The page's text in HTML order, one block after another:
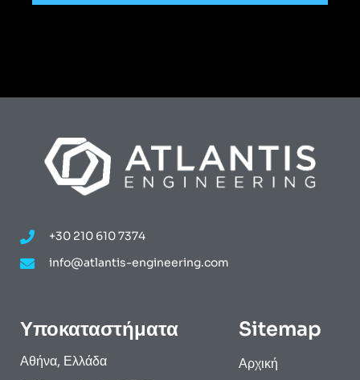
+30 210 610 7374
info@atlantis-engineering.com
Υποκαταστήματα
Αθήνα, Ελλάδα
Sitemap
Αρχική